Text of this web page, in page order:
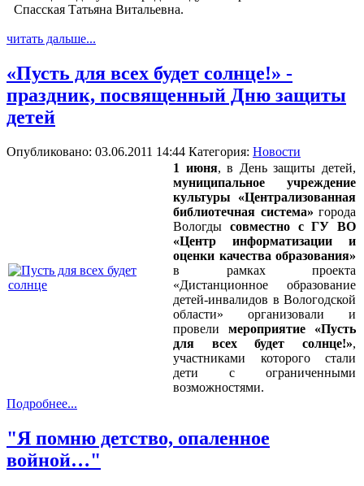
Спасская Татьяна Витальевна.
читать дальше...
«Пусть для всех будет солнце!» -
праздник, посвященный Дню защиты
детей
Опубликовано: 03.06.2011 14:44 Категория: Новости
1 июня, в День защиты детей,
муниципальное учреждение
культуры «Централизованная
библиотечная система» города
Вологды совместно с ГУ ВО
«Центр информатизации и
оценки качества образования»
в рамках проекта
«Дистанционное образование
детей-инвалидов в Вологодской
области» организовали и
провели мероприятие «Пусть
для всех будет солнце!»,
участниками которого стали
дети с ограниченными
возможностями.
Подробнее...
"Я помню детство, опаленное
войной…"